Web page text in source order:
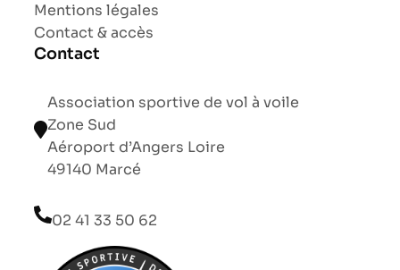
Mentions légales
Contact & accès
Contact
Association sportive de vol à voile
Zone Sud
Aéroport d’Angers Loire
49140 Marcé
02 41 33 50 62